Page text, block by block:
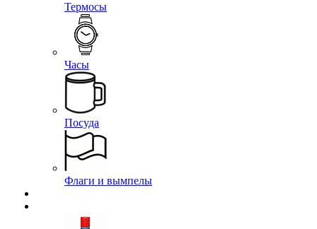
Термосы
Часы
Посуда
Флаги и вымпелы